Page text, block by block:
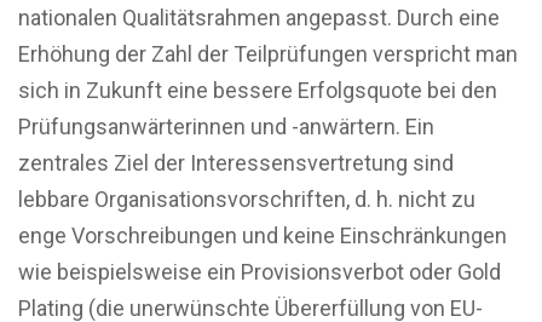
nationalen Qualitätsrahmen angepasst. Durch eine
Erhöhung der Zahl der Teilprüfungen verspricht man
sich in Zukunft eine bessere Erfolgsquote bei den
Prüfungsanwärterinnen und -anwärtern. Ein
zentrales Ziel der Interessensvertretung sind
lebbare Organisationsvorschriften, d. h. nicht zu
enge Vorschreibungen und keine Einschränkungen
wie beispielsweise ein Provisionsverbot oder Gold
Plating (die unerwünschte Übererfüllung von EU-